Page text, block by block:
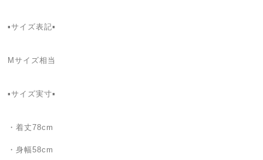
▪️サイズ表記▪️
Mサイズ相当
▪️サイズ実寸▪️
・着丈78cm
・身幅58cm